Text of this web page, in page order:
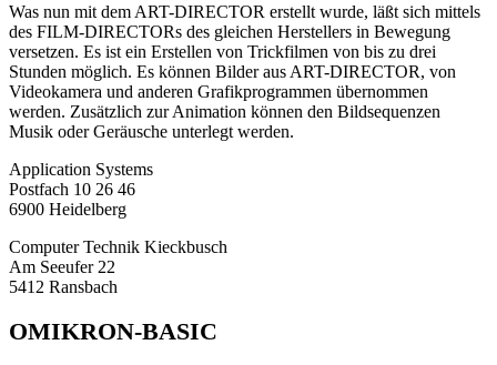
Was nun mit dem ART-DIRECTOR erstellt wurde, läßt sich mittels
des FILM-DIRECTORs des gleichen Herstellers in Bewegung
versetzen. Es ist ein Erstellen von Trickfilmen von bis zu drei
Stunden möglich. Es können Bilder aus ART-DIRECTOR, von
Videokamera und anderen Grafikprogrammen übernommen
werden. Zusätzlich zur Animation können den Bildsequenzen
Musik oder Geräusche unterlegt werden.
Application Systems
Postfach 10 26 46
6900 Heidelberg
Computer Technik Kieckbusch
Am Seeufer 22
5412 Ransbach
OMIKRON-BASIC